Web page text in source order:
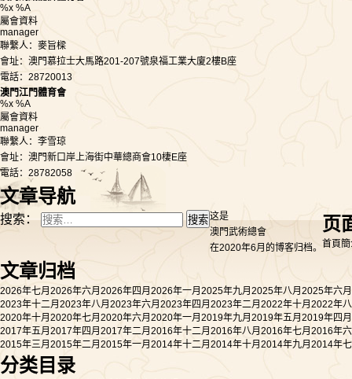
%x %A
屬會資料
manager
聯繫人：麥旨樑
會址：澳門慕拉士大馬路201-207號泉福工業大廈2樓B座
電話：28720013
澳門江門體育會
%x %A
屬會資料
manager
聯繫人：李雪琼
會址：澳門新口岸上海街中華總商會10棲E座
電話：28782058
文章导航
搜索：
这是
澳門武術總會
在2020年6月的博客归档。
页
首頁
文章归档
2026年七月 2026年六月 2026年四月 2026年一月 2025年九月 2025年八月 2025年六月
2023年十二月 2023年八月 2023年六月 2023年四月 2023年二月 2022年十月 2022年
2020年十月 2020年七月 2020年六月 2020年一月 2019年九月 2019年五月 2019年四月
2017年五月 2017年四月 2017年二月 2016年十二月 2016年八月 2016年七月 2016年
2015年三月 2015年二月 2015年一月 2014年十二月 2014年十月 2014年九月 2014年
分类目录